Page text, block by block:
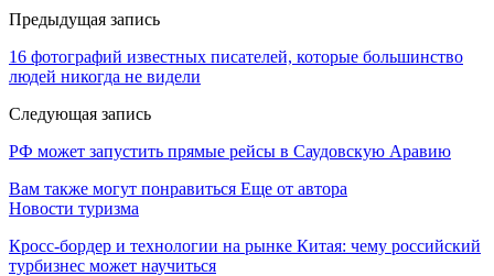
Предыдущая запись
16 фотографий известных писателей, которые большинство
людей никогда не видели
Следующая запись
РФ может запустить прямые рейсы в Саудовскую Аравию
Вам также могут понравиться Еще от автора
Новости туризма
Кросс-бордер и технологии на рынке Китая: чему российский
турбизнес может научиться